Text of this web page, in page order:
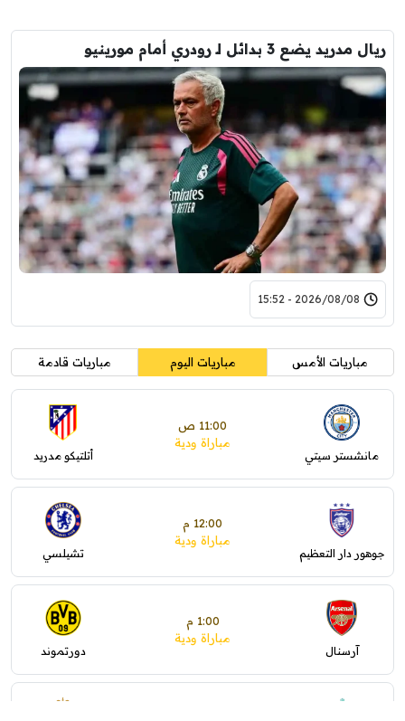
ريال مدريد يضع 3 بدائل لـ رودري أمام مورينيو
2026/08/08 - 15:52
مباريات الأمس مباريات اليوم مباريات قادمة
مانشستر سيتي
11:00 ص
مباراة ودية
أتلتيكو مدريد
جوهور دار التعظيم
12:00 م
مباراة ودية
تشيلسي
آرسنال
1:00 م
مباراة ودية
دورتموند